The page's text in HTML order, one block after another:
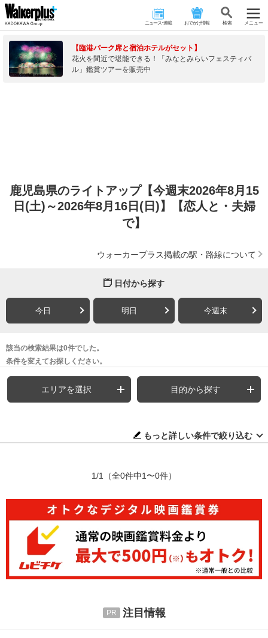
ニュース･連載 おでかけ情報 検 索 メニュー
【臨港パーク席と宿泊ホテルがセット】
花火を間近で堪能できる！「みなとみらいフェスティバ
ル」鑑賞ツアーを販売中
鹿児島県のライトアップ【今週末2026年8月15
日(土)～2026年8月16日(日)】【恋人と・夫婦
で】
ウォーカープラス掲載の駅・路線について
日付から探す
今日 明日 今週末
該当の検索結果は0件でした。
条件を変えてお探しください。
エリアを選択 目的から探す
もっと詳しい条件で絞り込む
1/1 （全0件中1〜0件）
注目情報